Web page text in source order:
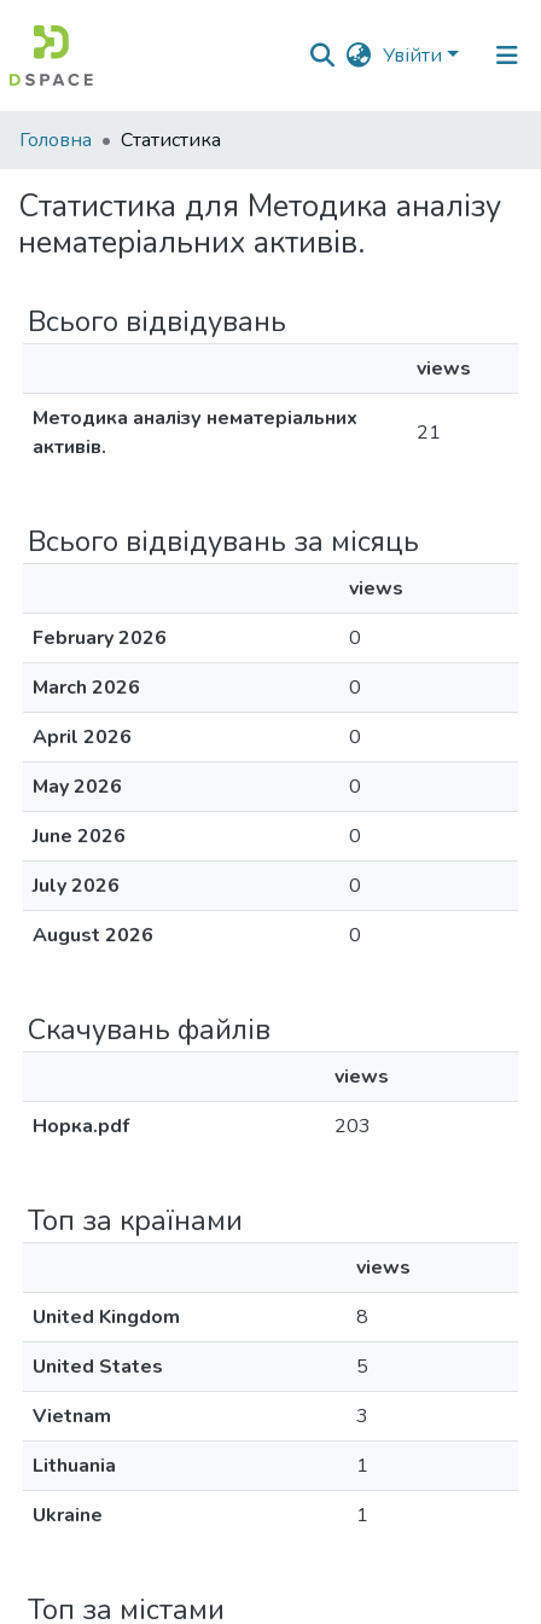
Увійти
Фонди
зібрання
Пошук за критеріями
Головна Статистика
Статистика для Методика аналізу
нематеріальних активів.
Всього відвідувань
views
Методика аналізу нематеріальних
активів.
21
Всього відвідувань за місяць
views
February 2026
0
March 2026
0
April 2026
0
May 2026
0
June 2026
0
July 2026
0
August 2026
0
Скачувань файлів
views
Норка.pdf
203
Топ за країнами
views
United Kingdom
8
United States
5
Vietnam
3
Lithuania
1
Ukraine
1
Топ за містами